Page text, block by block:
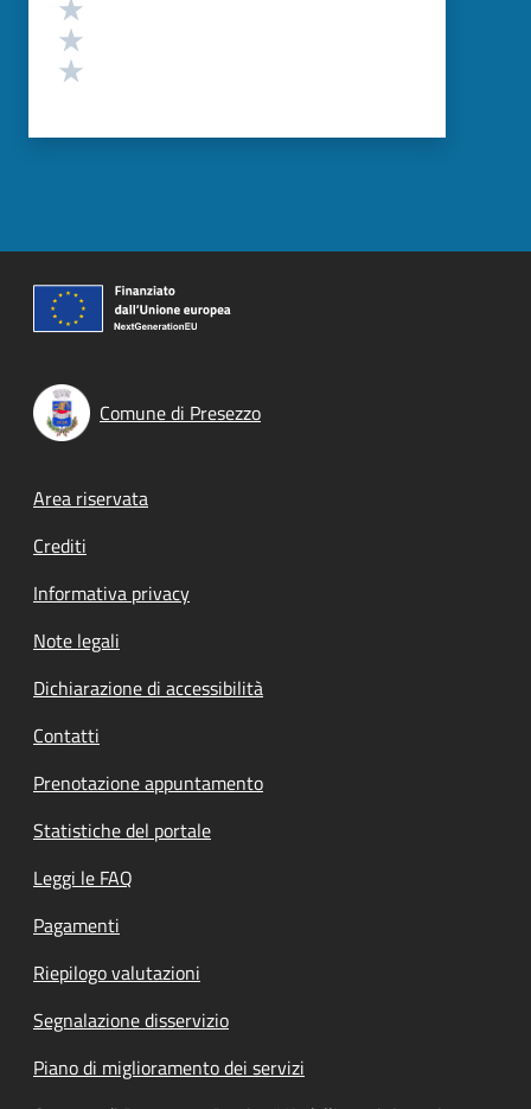
Comune di Presezzo
Footer menu
Area riservata
Crediti
Informativa privacy
Note legali
Dichiarazione di accessibilità
Contatti
Prenotazione appuntamento
Statistiche del portale
Leggi le FAQ
Pagamenti
Riepilogo valutazioni
Segnalazione disservizio
Piano di miglioramento dei servizi